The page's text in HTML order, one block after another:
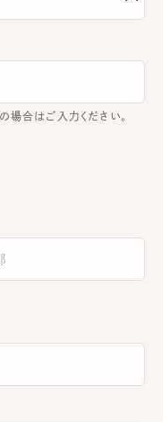
合はご入力ください。